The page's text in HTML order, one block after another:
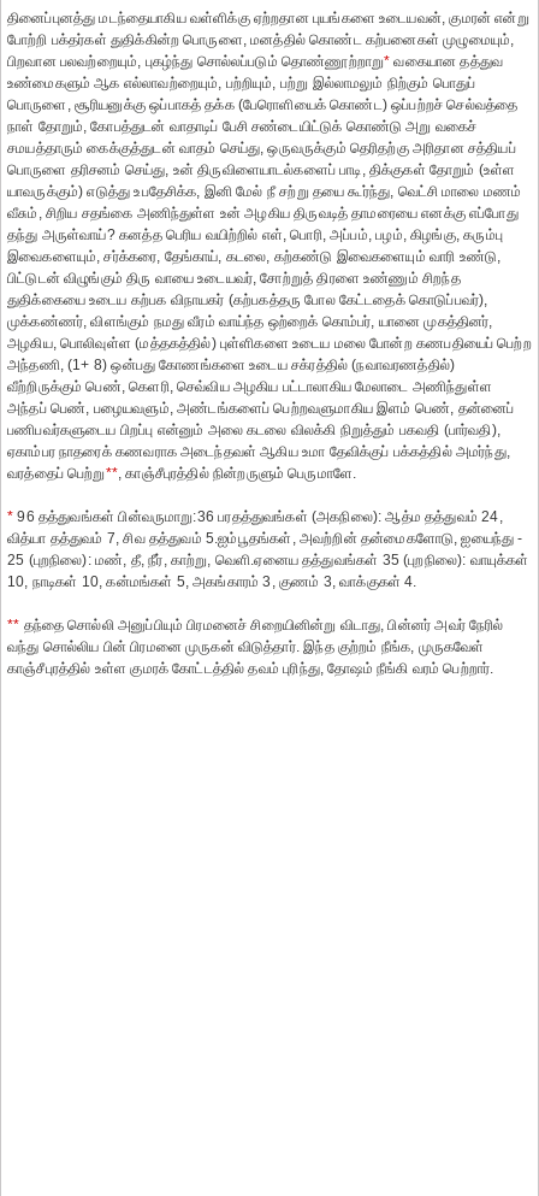
தினைப்புனத்து மடந்தையாகிய வள்ளிக்கு ஏற்றதான புயங்களை உடையவன், குமரன் என்று
போற்றி பக்தர்கள் துதிக்கின்ற பொருளை, மனத்தில் கொண்ட கற்பனைகள் முழுமையும்,
பிறவான பலவற்றையும், புகழ்ந்து சொல்லப்படும் தொண்ணூற்றாறு* வகையான தத்துவ
உண்மைகளும் ஆக எல்லாவற்றையும், பற்றியும், பற்று இல்லாமலும் நிற்கும் பொதுப்
பொருளை, சூரியனுக்கு ஒப்பாகத் தக்க (பேரொளியைக் கொண்ட) ஒப்பற்றச் செல்வத்தை
நாள் தோறும், கோபத்துடன் வாதாடிப் பேசி சண்டையிட்டுக் கொண்டு அறு வகைச்
சமயத்தாரும் கைக்குத்துடன் வாதம் செய்து, ஒருவருக்கும் தெரிதற்கு அரிதான சத்தியப்
பொருளை தரிசனம் செய்து, உன் திருவிளையாடல்களைப் பாடி, திக்குகள் தோறும் (உள்ள
யாவருக்கும்) எடுத்து உபதேசிக்க, இனி மேல் நீ சற்று தயை கூர்ந்து, வெட்சி மாலை மணம்
வீசும், சிறிய சதங்கை அணிந்துள்ள உன் அழகிய திருவடித் தாமரையை எனக்கு எப்போது
தந்து அருள்வாய்? கனத்த பெரிய வயிற்றில் எள், பொரி, அப்பம், பழம், கிழங்கு, கரும்பு
இவைகளையும், சர்க்கரை, தேங்காய், கடலை, கற்கண்டு இவைகளையும் வாரி உண்டு,
பிட்டுடன் விழுங்கும் திரு வாயை உடையவர், சோற்றுத் திரளை உண்ணும் சிறந்த
துதிக்கையை உடைய கற்பக விநாயகர் (கற்பகத்தரு போல கேட்டதைக் கொடுப்பவர்),
முக்கண்ணர், விளங்கும் நமது வீரம் வாய்ந்த ஒற்றைக் கொம்பர், யானை முகத்தினர்,
அழகிய, பொலிவுள்ள (மத்தகத்தில்) புள்ளிகளை உடைய மலை போன்ற கணபதியைப் பெற்ற
அந்தணி, (1+ 8) ஒன்பது கோணங்களை உடைய சக்ரத்தில் (நவாவரணத்தில்)
வீற்றிருக்கும் பெண், கெளரி, செவ்விய அழகிய பட்டாலாகிய மேலாடை அணிந்துள்ள
அந்தப் பெண், பழையவளும், அண்டங்களைப் பெற்றவளுமாகிய இளம் பெண், தன்னைப்
பணிபவர்களுடைய பிறப்பு என்னும் அலை கடலை விலக்கி நிறுத்தும் பகவதி (பார்வதி),
ஏகாம்பர நாதரைக் கணவராக அடைந்தவள் ஆகிய உமா தேவிக்குப் பக்கத்தில் அமர்ந்து,
வரத்தைப் பெற்று**, காஞ்சீபுரத்தில் நின்றருளும் பெருமாளே.
* 96 தத்துவங்கள் பின்வருமாறு:36 பரதத்துவங்கள் (அகநிலை): ஆத்ம தத்துவம் 24,
வித்யா தத்துவம் 7, சிவ தத்துவம் 5.ஐம்பூதங்கள், அவற்றின் தன்மைகளோடு, ஐயைந்து -
25 (புறநிலை): மண், தீ, நீர், காற்று, வெளி.ஏனைய தத்துவங்கள் 35 (புறநிலை): வாயுக்கள்
10, நாடிகள் 10, கன்மங்கள் 5, அகங்காரம் 3, குணம் 3, வாக்குகள் 4.
** தந்தை சொல்லி அனுப்பியும் பிரமனைச் சிறையினின்று விடாது, பின்னர் அவர் நேரில்
வந்து சொல்லிய பின் பிரமனை முருகன் விடுத்தார். இந்த குற்றம் நீங்க, முருகவேள்
காஞ்சீபுரத்தில் உள்ள குமரக் கோட்டத்தில் தவம் புரிந்து, தோஷம் நீங்கி வரம் பெற்றார்.